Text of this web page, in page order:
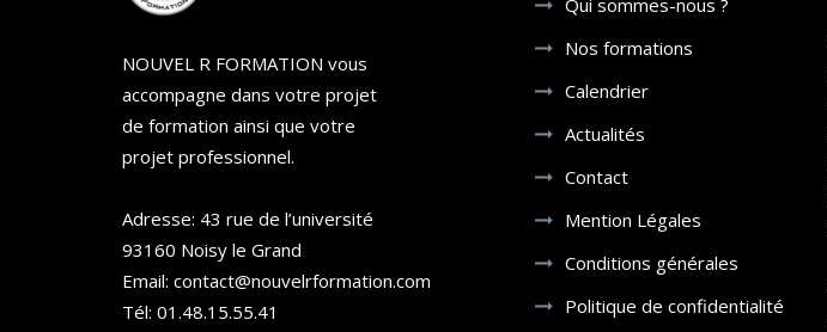
NOUVEL R FORMATION vous
accompagne dans votre projet
de formation ainsi que votre
projet professionnel.
Adresse: 43 rue de l’université
93160 Noisy le Grand
Email: contact@nouvelrformation.com
Tél: 01.48.15.55.41
Nos formations
Calendrier
Actualités
Contact
Mention Légales
Conditions générales
Politique de confidentialité